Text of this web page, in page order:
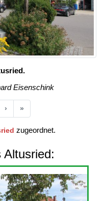
Eisenschink
› Nächste
»
zugeordnet.